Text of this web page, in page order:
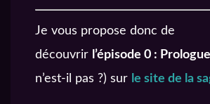
Je vous propose donc de
découvrir l’épisode 0 : Prologue
n’est-il pas ?) sur le site de la